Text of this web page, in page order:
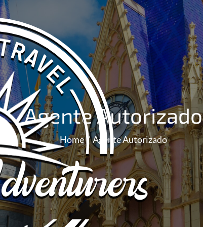
Agente Autorizado
Home Agente Autorizado